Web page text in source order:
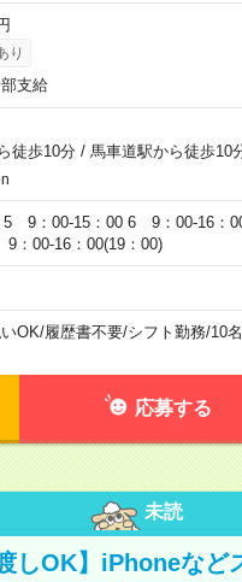
り
支給
徒歩10分/ 馬車道駅から徒歩10
9：00-15：00 6 9：00-16：
：00-16：00(19：00)
OK/履歴書不要/シフト勤務/10
応募する
未読
しOK】iPhoneなど